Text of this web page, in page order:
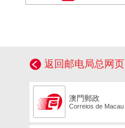
返回邮电局总网页
澳門郵政
Correios de Macau